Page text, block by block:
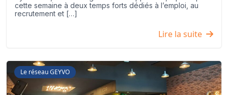
cette semaine à deux temps forts dédiés à l’emploi, au
recrutement et […]
Lire la suite
Le réseau GEYVO